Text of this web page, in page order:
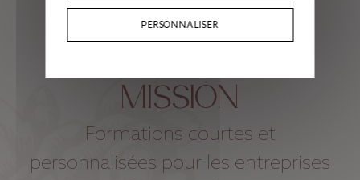
MISSION
Formations courtes et
personnalisées pour les entreprises
PERSONNALISER